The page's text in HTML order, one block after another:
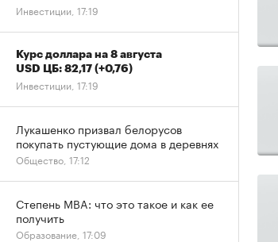
Инвестиции, 17:19
Курс доллара на 8 августа
USD ЦБ: 82,17 (+0,76)
Инвестиции, 17:19
Лукашенко призвал белорусов
покупать пустующие дома в деревнях
Общество, 17:12
Степень MBA: что это такое и как ее
получить
Образование, 17:09